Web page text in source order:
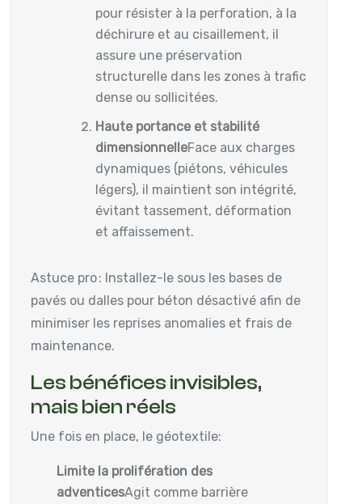
pour résister à la perforation, à la
déchirure et au cisaillement, il
assure une préservation
structurelle dans les zones à trafic
dense ou sollicitées.
Haute portance et stabilité
dimensionnelleFace aux charges
dynamiques (piétons, véhicules
légers), il maintient son intégrité,
évitant tassement, déformation
et affaissement.
Astuce pro : Installez-le sous les bases de
pavés ou dalles pour béton désactivé afin de
minimiser les reprises anomalies et frais de
maintenance.
Les bénéfices invisibles,
mais bien réels
Une fois en place, le géotextile:
Limite la prolifération des
adventicesAgit comme barrière